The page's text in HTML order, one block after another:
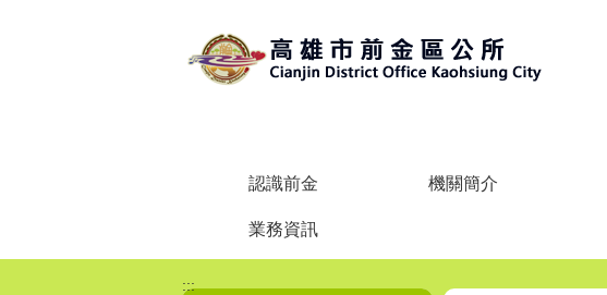
認識前金 機關簡介
業務資訊
:::